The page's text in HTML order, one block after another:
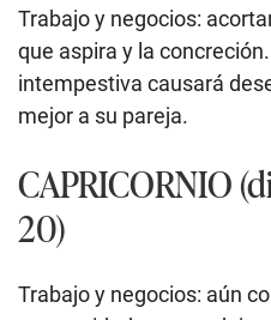
Trabajo y negocios:
que aspira y la
intempestiva causará
mejor a su pareja.
CAPRICORNIO
20)
Trabajo y negocios: aún